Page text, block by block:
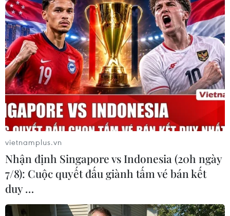
#tội phạm hình sự
#hình sự #công an
#vụ án
#phạm pháp
#pháp luật #pháp đình
#xã hội
#an ninh xã hội
#chính trị #VietnamPlus
#Vietnam
#Plus
Nhật Bản Triều Tiên
Theo dõi VietnamPlus
TIN LIÊN QUAN
vietnamplus.vn
Nhận định Singapore vs Indonesia (20h ngày
7/8): Cuộc quyết đấu giành tấm vé bán kết
duy …